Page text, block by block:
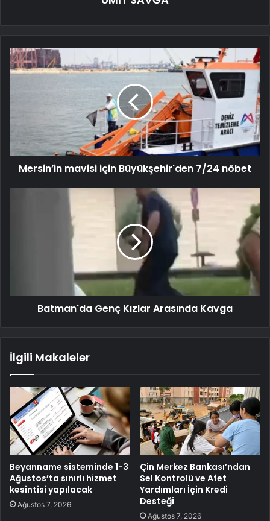
Mersin’in mavisi için Büyükşehir'den 7/24 nöbet
Batman'da Genç Kızlar Arasında Kavga
İlgili Makaleler
Beyanname sisteminde 1-3
Ağustos’ta sınırlı hizmet
kesintisi yapılacak
Ağustos 7, 2026
Çin Merkez Bankası’ndan
Sel Kontrolü ve Afet
Yardımları İçin Kredi
Desteği
Ağustos 7, 2026